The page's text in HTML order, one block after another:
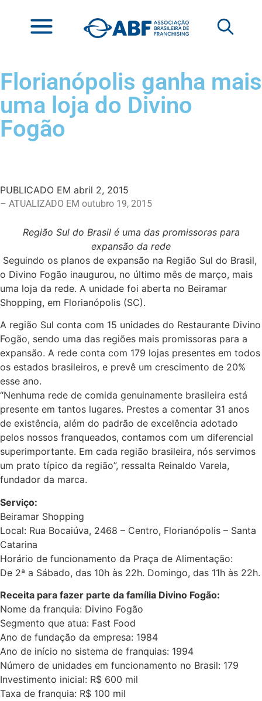
Florianópolis ganha mais
uma loja do Divino
Fogão
PUBLICADO EM abril 2, 2015
– ATUALIZADO EM outubro 19, 2015
Região Sul do Brasil é uma das promissoras para
expansão da rede
Seguindo os planos de expansão na Região Sul do Brasil,
o Divino Fogão inaugurou, no último mês de março, mais
uma loja da rede. A unidade foi aberta no Beiramar
Shopping, em Florianópolis (SC).
A região Sul conta com 15 unidades do Restaurante Divino
Fogão, sendo uma das regiões mais promissoras para a
expansão. A rede conta com 179 lojas presentes em todos
os estados brasileiros, e prevê um crescimento de 20%
esse ano.
“Nenhuma rede de comida genuinamente brasileira está
presente em tantos lugares. Prestes a comentar 31 anos
de existência, além do padrão de excelência adotado
pelos nossos franqueados, contamos com um diferencial
superimportante. Em cada região brasileira, nós servimos
um prato típico da região”, ressalta Reinaldo Varela,
fundador da marca.
Serviço:
Beiramar Shopping
Local: Rua Bocaiúva, 2468 – Centro, Florianópolis – Santa
Catarina
Horário de funcionamento da Praça de Alimentação:
De 2ª a Sábado, das 10h às 22h. Domingo, das 11h às 22h.
Receita para fazer parte da família Divino Fogão:
Nome da franquia: Divino Fogão
Segmento que atua: Fast Food
Ano de fundação da empresa: 1984
Ano de início no sistema de franquias: 1994
Número de unidades em funcionamento no Brasil: 179
Investimento inicial: R$ 600 mil
Taxa de franquia: R$ 100 mil